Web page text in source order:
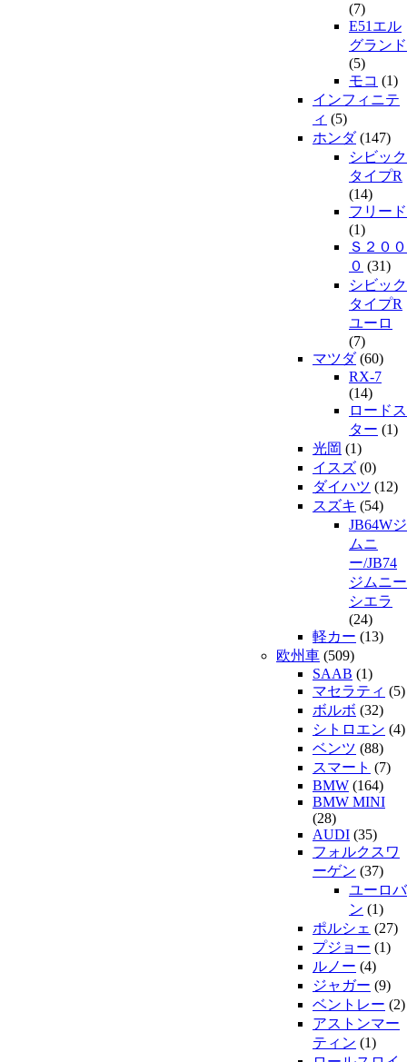
(7)
E51エル
グランド
(5)
モコ (1)
インフィニテ
ィ (5)
ホンダ(147)
シビック
タイプR
(14)
フリード
(1)
Ｓ２００
０ (31)
シビック
タイプR
ユーロ
(7)
マツダ(60)
RX-7
(14)
ロードス
ター (1)
光岡 (1)
イスズ (0)
ダイハツ (12)
スズキ (54)
JB64Wジ
ムニ
ー/JB74
ジムニー
シエラ
(24)
軽カー (13)
欧州車 (509)
SAAB (1)
マセラティ (5)
ボルボ (32)
シトロエン (4)
ベンツ (88)
スマート (7)
BMW (164)
BMW MINI
(28)
AUDI (35)
フォルクスワ
ーゲン (37)
ユーロバ
ン (1)
ポルシェ (27)
プジョー (1)
ルノー (4)
ジャガー (9)
ベントレー (2)
アストンマー
ティン (1)